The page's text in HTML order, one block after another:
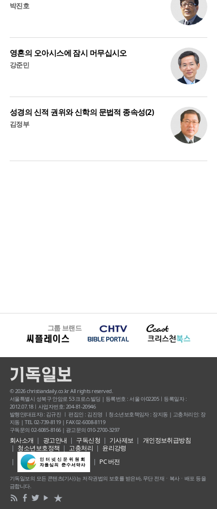
박진호
영혼의 오아시스에 잠시 머무십시오
강준민
성경의 신적 권위와 신학의 문법적 종속성(2)
김정부
그룹 브랜드
© 2026 christiandaily.co.kr All rights reserved.
서울특별시 성북구 안암로 53 크로스빌딩 | 등록번호 : 서울 아02205ㅣ등록일자 :
2012.07.18ㅣ사업자번호: 204-81-20946
발행인(대표자) : 김규진 ㅣ 편집인 : 김진영 ㅣ청소년보호책임자 : 장지동 | 고충처리인: 장
지동 | TEL 02-739-8119 | FAX 02-6008-8119
구독문의 02-6085-8166 | 광고문의 010-2700-3297
회사소개 광고안내 구독신청 기사제보
개인정보취급방침
청소년보호정책
고충처리
윤리강령
PC 버전
기독일보의 모든 콘텐츠(기사) 는 저작권법의 보호를 받은바, 무단 전재ㆍ복사ㆍ배포 등을
금합니다.